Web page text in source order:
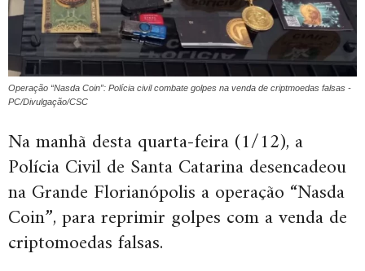
Operação “Nasda Coin”: Polícia civil combate golpes na venda de criptmoedas falsas -
PC/Divulgação/CSC
Na manhã desta quarta-feira (1/12), a
Polícia Civil de Santa Catarina desencadeou
na Grande Florianópolis a operação “Nasda
Coin”, para reprimir golpes com a venda de
criptomoedas falsas.